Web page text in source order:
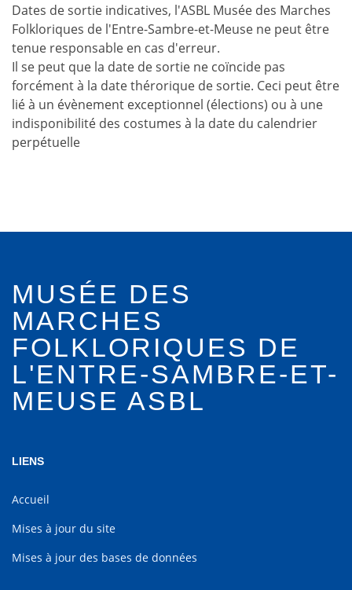
Dates de sortie indicatives, l'ASBL Musée des Marches
Folkloriques de l'Entre-Sambre-et-Meuse ne peut être
tenue responsable en cas d'erreur.
Il se peut que la date de sortie ne coïncide pas
forcément à la date thérorique de sortie. Ceci peut être
lié à un évènement exceptionnel (élections) ou à une
indisponibilité des costumes à la date du calendrier
perpétuelle
MUSÉE DES
MARCHES
FOLKLORIQUES DE
L'ENTRE-SAMBRE-ET-
MEUSE ASBL
LIENS
Accueil
Mises à jour du site
Mises à jour des bases de données